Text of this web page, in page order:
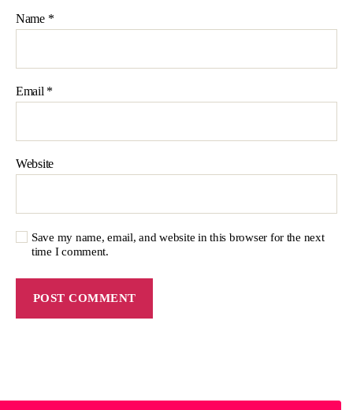
Name *
Email *
Website
Save my name, email, and website in this browser for the next
time I comment.